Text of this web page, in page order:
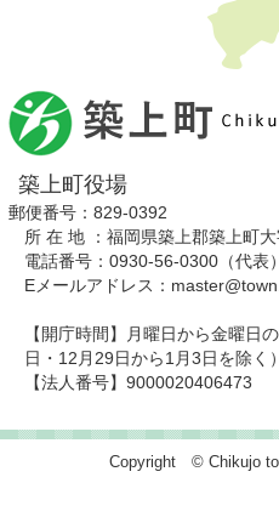
築上町役場
郵便番号：829-0392
所 在 地 ：福岡県築上郡築上町
電話番号：0930-56-0300（代表）
Eメールアドレス：
【開庁時間】月曜日から金曜日
日・12月29日から1月3日を除く）
【法人番号】9000020406473
Copyright © Chikujo